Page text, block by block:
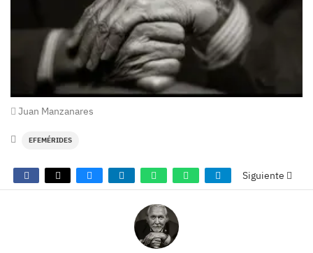
Juan Manzanares
EFEMÉRIDES
Siguiente